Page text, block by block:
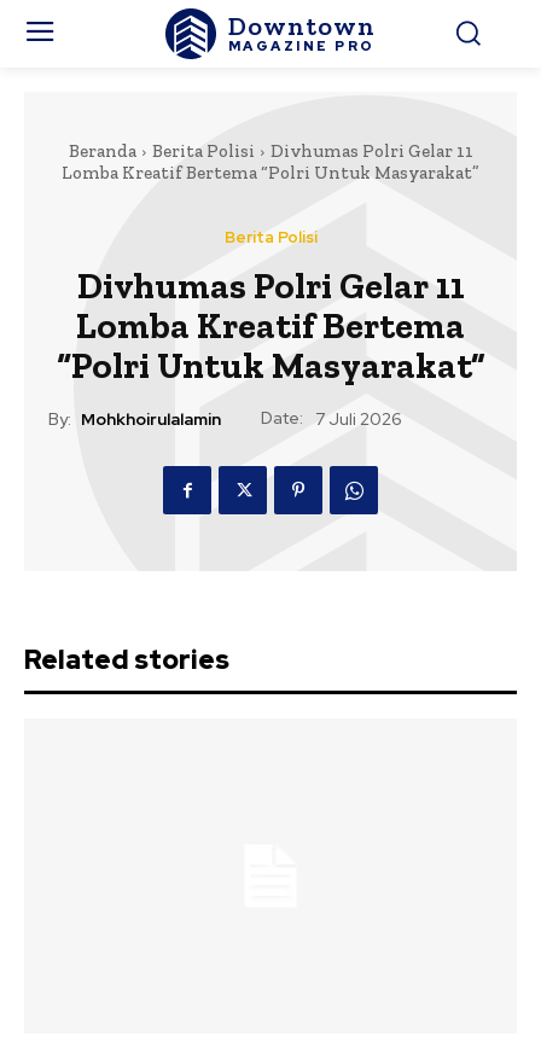
Downtown
MAGAZINE PRO
Beranda Berita Polisi
Divhumas Polri Gelar 11
Lomba Kreatif Bertema “Polri Untuk Masyarakat”
Berita Polisi
Divhumas Polri Gelar 11
Lomba Kreatif Bertema
“Polri Untuk Masyarakat”
By: Mohkhoirulalamin Date: 7 Juli 2026
Related stories